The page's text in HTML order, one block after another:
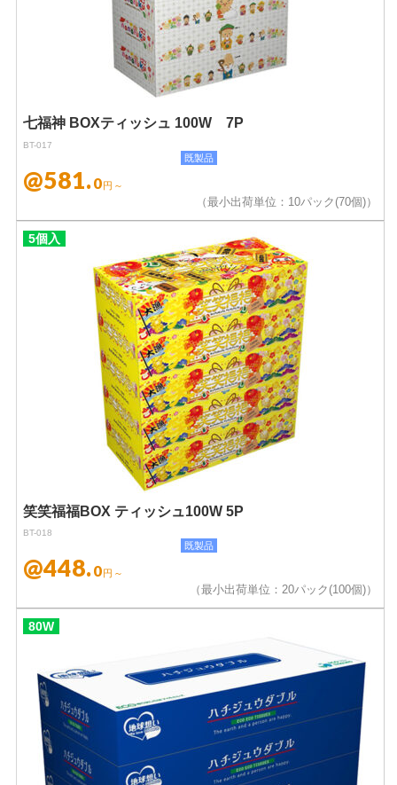
七福神 BOXティッシュ 100W 7P
BT-017
既製品
@581.0円～
（最小出荷単位：10パック(70個)）
5個入
笑笑福福BOX ティッシュ100W 5P
BT-018
既製品
@448.0 円～
（最小出荷単位：20パック(100個)）
80W